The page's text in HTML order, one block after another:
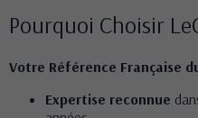
Pourquoi Choisir
Votre Référence Française
Expertise reconnue